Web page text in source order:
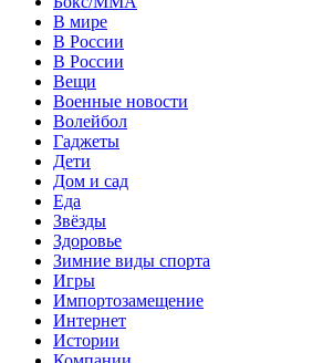
В мире
В России
В России
Вещи
Военные новости
Волейбол
Гаджеты
Дети
Дом и сад
Еда
Звёзды
Здоровье
Зимние виды спорта
Игры
Импортозамещение
Интернет
Истории